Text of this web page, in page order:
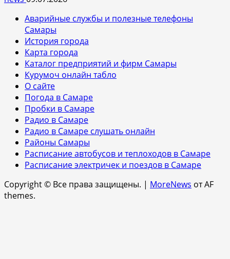
Аварийные службы и полезные телефоны
Самары
История города
Карта города
Каталог предприятий и фирм Самары
Курумоч онлайн табло
О сайте
Погода в Самаре
Пробки в Самаре
Радио в Самаре
Радио в Самаре слушать онлайн
Районы Самары
Расписание автобусов и теплоходов в Самаре
Расписание электричек и поездов в Самаре
Copyright © Все права защищены. | MoreNews от AF
themes.